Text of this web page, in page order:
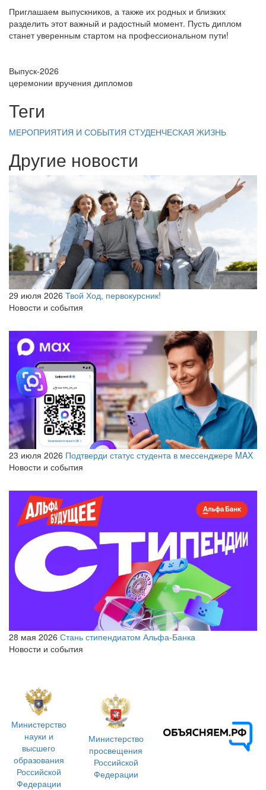
Приглашаем выпускников, а также их родных и близких
разделить этот важный и радостный момент. Пусть диплом
станет уверенным стартом на профессиональном пути!
Выпуск-2026
церемонии вручения дипломов
Теги
МЕРОПРИЯТИЯ И СОБЫТИЯ СТУДЕНЧЕСКАЯ ЖИЗНЬ
Другие новости
29 июля 2026 Твой Ход, первокурсник!
Новости и события
23 июля 2026 Подтверди статус студента в мессенджере MAX
Новости и события
28 мая 2026 Стань стипендиатом Альфа-Банка
Новости и события
Министерство
науки и
высшего
образования
Российской
Федерации
Министерство
просвещения
Российской
Федерации